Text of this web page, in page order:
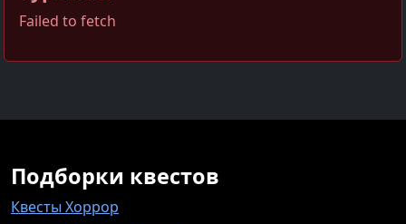
Failed to fetch
Подборки квестов
Квесты Хоррор